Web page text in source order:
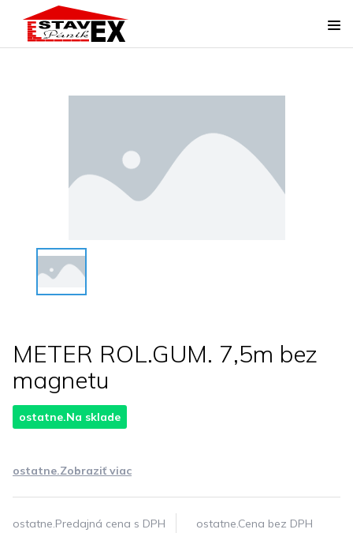
METER ROL.GUM. 7,5m bez
magnetu
ostatne.Na sklade
ostatne.Zobraziť viac
ostatne.Predajná cena s DPH ostatne.Cena bez DPH